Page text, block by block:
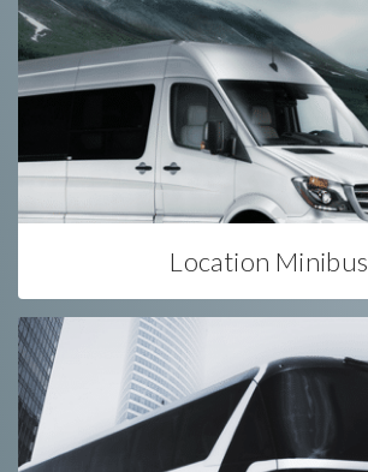
Location Minibus